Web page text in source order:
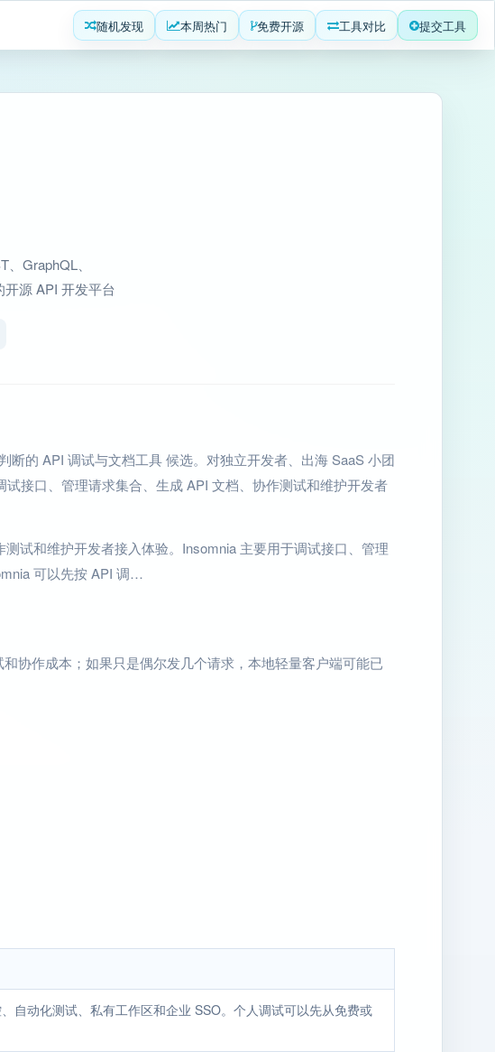
随机发现 本周热门 免费开源 工具对比 提交工具
GraphQL、
源 API 开发平台
断的 API 调试与文档工具 候选。对独立开发者、出海 SaaS 小团
接口、管理请求集合、生成 API 文档、协作测试和维护开发者
试和维护开发者接入体验。Insomnia 主要用于调试接口、管理
可以先按 API 调…
协作成本；如果只是偶尔发几个请求，本地轻量客户端可能已
自动化测试、私有工作区和企业 SSO。个人调试可以先从免费或